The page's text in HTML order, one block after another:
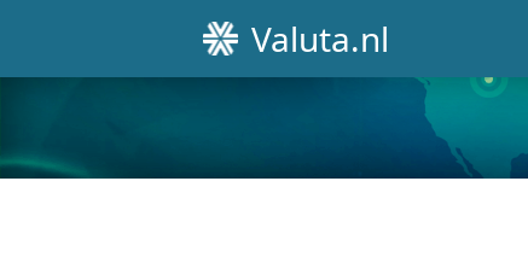
Valuta.nl